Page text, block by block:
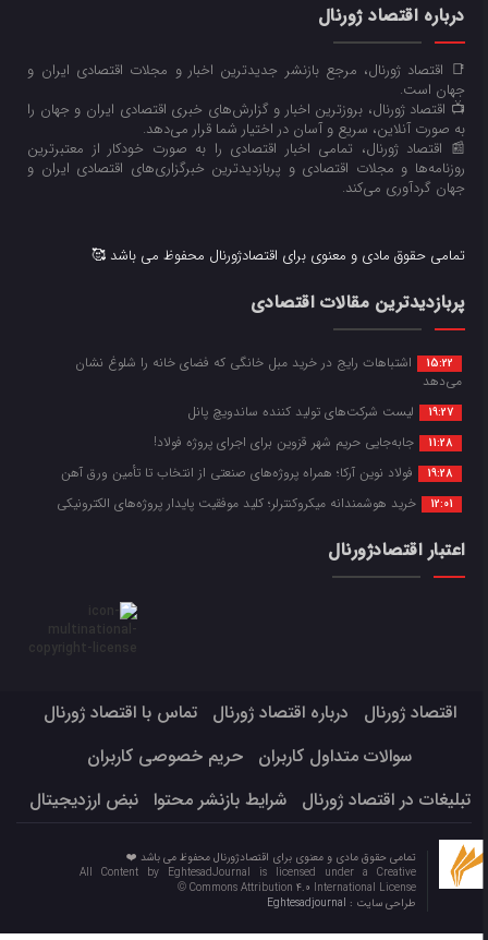
درباره اقتصاد ژورنال
📑 اقتصاد ژورنال، مرجع بازنشر جدیدترین اخبار و مجلات اقتصادی ایران و
جهان است.
📺 اقتصاد ژورنال، بروزترین اخبار و گزارش‌های خبری اقتصادی ایران و جهان را
به صورت آنلاین، سریع و آسان در اختیار شما قرار می‌‌دهد.
📰 اقتصاد ژورنال، تمامی اخبار اقتصادی را به صورت خودکار از معتبرترین
روزنامه‌ها و مجلات اقتصادی و پربازدیدترین خبرگزاری‌های اقتصادی ایران و
جهان گردآوری می‌کند.
تمامی حقوق مادی و معنوی برای اقتصادژورنال محفوظ می باشد 🥰
پربازدیدترین مقالات اقتصادی
15:22
اشتباهات رایج در خرید مبل خانگی که فضای خانه را شلوغ نشان
می‌دهد
19:27 لیست شرکت‌های تولید کننده ساندویچ پانل
11:28 جابه‌جایی حریم شهر قزوین برای اجرای پروژه فولاد!
19:28 فولاد نوین آرکا؛ همراه پروژه‌های صنعتی از انتخاب تا تأمین ورق آهن
12:01 خرید هوشمندانه میکروکنترلر؛ کلید موفقیت پایدار پروژه‌های الکترونیکی
اعتبار اقتصادژورنال
اقتصاد ژورنال درباره اقتصاد ژورنال
تماس با اقتصاد ژورنال
سوالات متداول کاربران
حریم خصوصی کاربران
تبلیغات در اقتصاد ژورنال
شرایط بازنشر محتوا نبض ارزدیجیتال
تمامی حقوق مادی و معنوی برای اقتصادژورنال محفوظ می باشد ❤️
All Content by EghtesadJournal is licensed under a Creative
Commons Attribution 4.0 International License ©️
طراحی سایت :